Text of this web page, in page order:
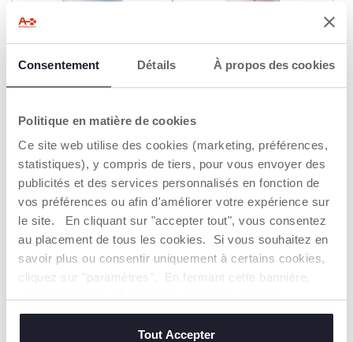
Consentement Détails À propos des cookies
Politique en matière de cookies
Ce site web utilise des cookies (marketing, préférences,
statistiques), y compris de tiers, pour vous envoyer des
publicités et des services personnalisés en fonction de
vos préférences ou afin d'améliorer votre expérience sur
le site. En cliquant sur "accepter tout", vous consentez
au placement de tous les cookies. Si vous souhaitez en
savoir plus ou consentir uniquement à certains cookies,
cliquez sur "paramètres". En fermant cette bannière,
techniques, qui sont essentiels au service demandé.
Tout Accepter
2M+ - 250ML - Flux Moyen
10,99 €
AJOUTER
+ COULEURS
6M+ - 330ML - Flux Rapide
+ COULEURS